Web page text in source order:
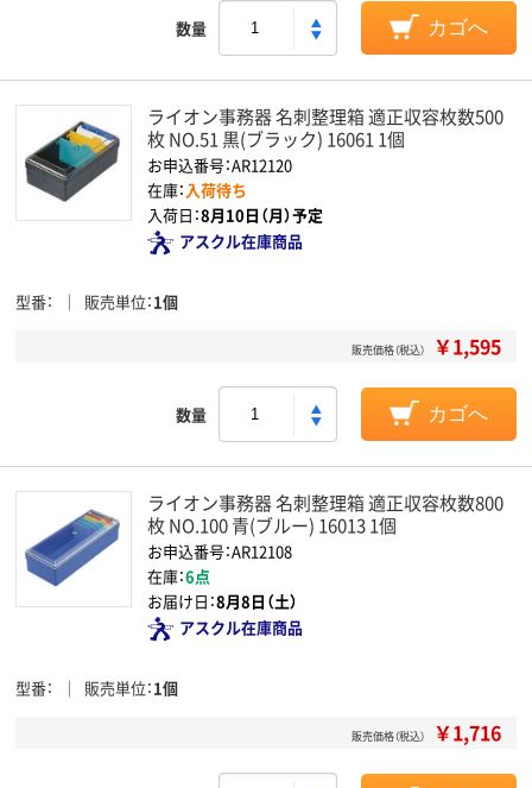
数量 カゴへ
ライオン事務器 名刺整理箱 適正収容枚数500
枚 NO.51 黒(ブラック) 16061 1個
お申込番号：AR12120
在庫：入荷待ち
入荷日：8月10日（月）予定
アスクル在庫商品
型番 販売単位 1個
販売価格（税込） ￥1,595
数量 カゴへ
ライオン事務器 名刺整理箱 適正収容枚数800
枚 NO.100 青(ブルー) 16013 1個
お申込番号：AR12108
在庫：6点
お届け日：8月8日（土）
アスクル在庫商品
型番 販売単位 1個
販売価格（税込） ￥1,716